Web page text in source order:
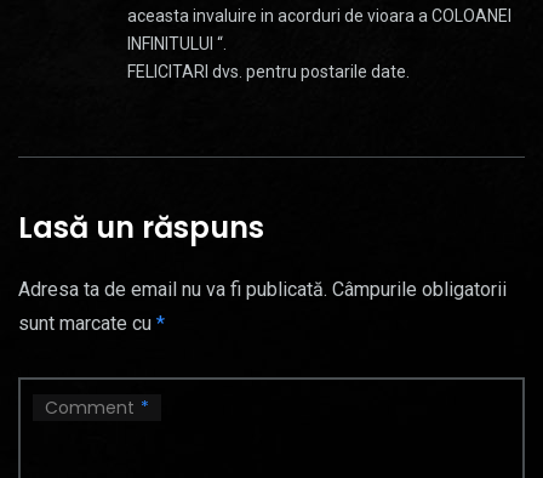
aceasta invaluire in acorduri de vioara a COLOANEI
INFINITULUI “.
FELICITARI dvs. pentru postarile date.
Lasă un răspuns
Adresa ta de email nu va fi publicată. Câmpurile obligatorii
sunt marcate cu *
Comment *